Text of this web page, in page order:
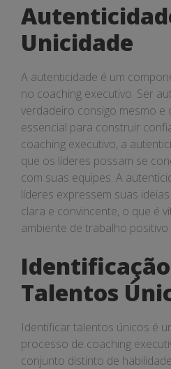
Unicidade
A autenticidade é um
no coaching executivo. Ser
verdadeiro consigo mesmo e
essencial para construir
coaching executivo, a
que os líderes possam se
com suas equipes. A
líderes expressem suas
clara e convincente, o que é
ambiente de trabalho
Talentos
Identificar talentos únicos é
processo de coaching
conjunto distinto de